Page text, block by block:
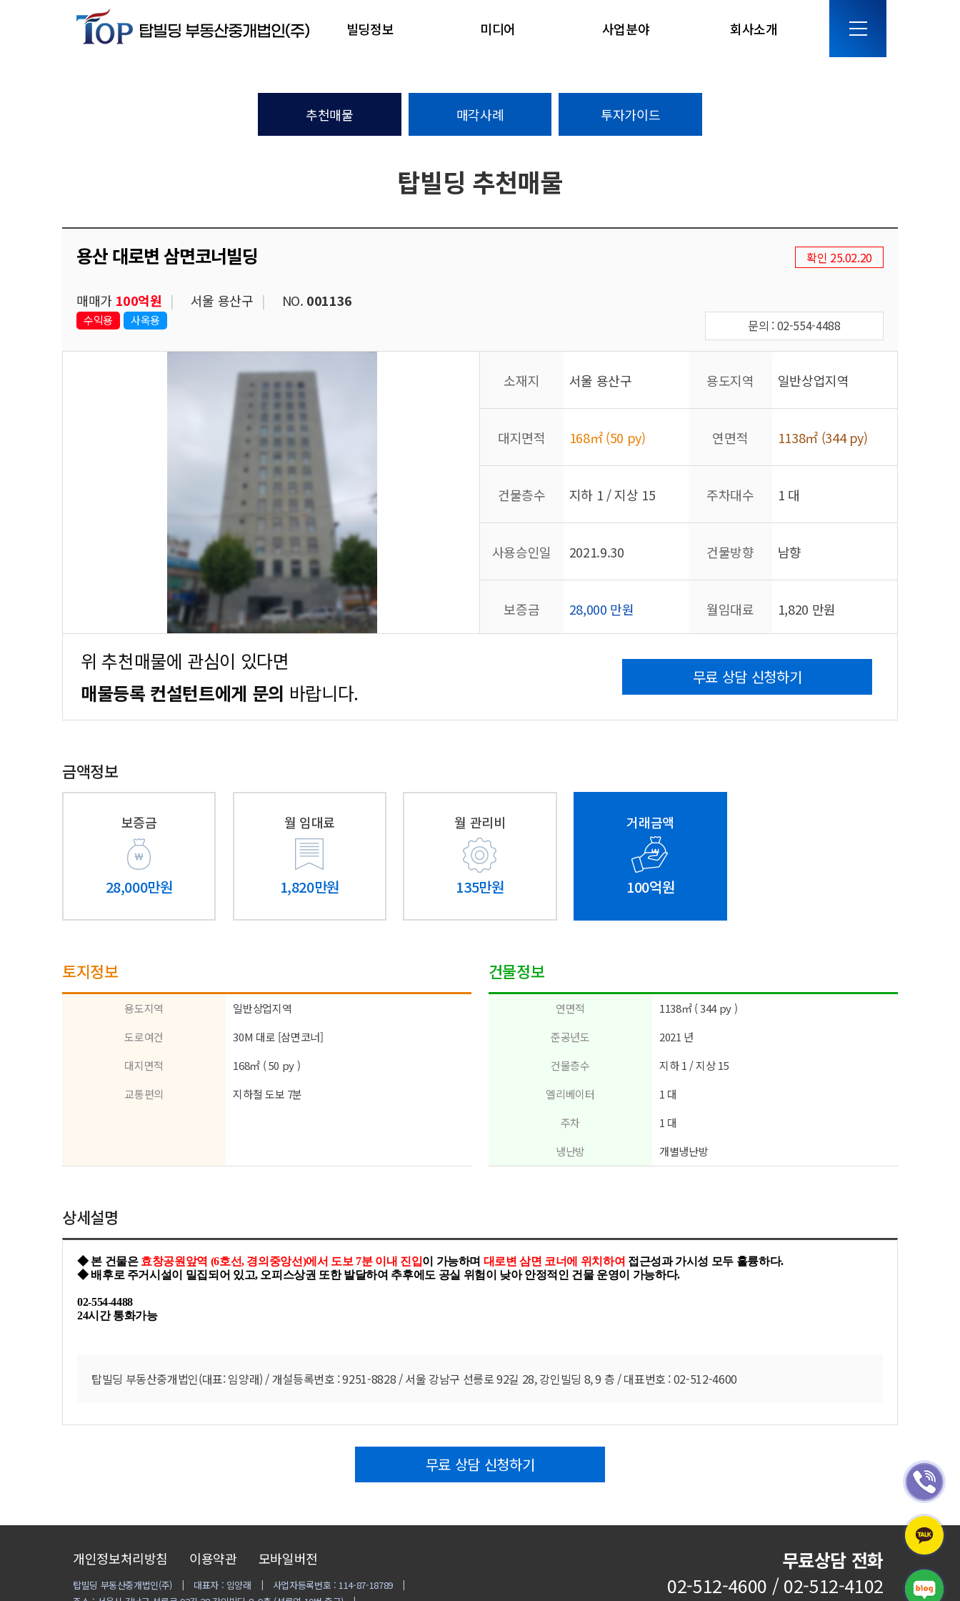
빌딩정보 미디어 사업분야 회사소개
추천매물 매각사례 투자가이드
탑빌딩 추천매물
용산 대로변 삼면코너빌딩 확인 25.02.20
매매가 100억원 서울 용산구 NO. 001136
수익용 사옥용 문의 : 02-554-4488
소재지 서울 용산구
대지면적 168㎡ (50 py)
건물층수 지하 1 / 지상 15
사용승인일 2021.9.30
보증금 28,000 만원
용도지역 일반상업지역
연면적 1138㎡ (344 py)
주차대수 1 대
건물방향 남향
월임대료 1,820 만원
매매가 100억원
위 추천매물에 관심이 있다면
매물등록 컨설턴트에게 문의 바랍니다.
무료 상담 신청하기
금액정보
보증금
28,000만원
월 임대료
1,820만원
월 관리비
135만원
거래금액
100억원
토지정보
용도지역
일반상업지역
도로여건
30M 대로 [삼면코너]
대지면적
168㎡ ( 50 py )
교통편의
지하철 도보 7분
건물정보
연면적
1138㎡ ( 344 py )
준공년도
2021 년
건물층수
지하 1 / 지상 15
엘리베이터
1 대
주차
1 대
냉난방
개별냉난방
상세설명
◆ 본 건물은 효창공원앞역 (6호선, 경의중앙선)에서 도보 7분 이내 진입이 가능하며 대로변 삼면 코너에 위치하여 접근성과 가시성 모두 훌륭하다.
◆ 배후로 주거시설이 밀집되어 있고, 오피스상권 또한 발달하여 추후에도 공실 위험이 낮아안정적인 건물 운영이 가능하다.
02-554-4488
24시간 통화가능
탑빌딩 부동산중개법인(대표: 임양래) / 개설등록번호 : 9251-8828 / 서울 강남구 선릉로 92길 28, 강인빌딩 8, 9 층 / 대표번호 : 02-512-4600
무료 상담 신청하기
개인정보처리방침 이용약관 모바일버전
탑빌딩 부동산중개법인(주) 대표자 : 임양래
사업자등록번호 : 114-87-18789
무료상담 전화
02-512-4600 / 02-512-4102